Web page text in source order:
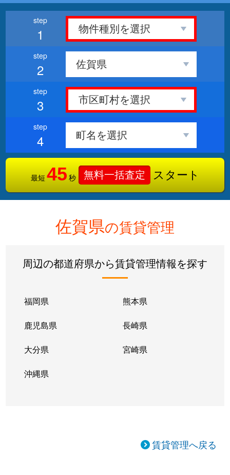
1
2
3
4
最短 45 秒 無料一括査定 スタート
佐賀県の賃貸管理
周辺の都道府県から賃貸管理情報を探す
福岡県 熊本県
鹿児島県 長崎県
大分県 宮崎県
沖縄県
賃貸管理へ戻る